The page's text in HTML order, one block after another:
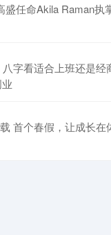
盛任命Akila Raman执
字看适合上班还是经
首个春假，让成长在